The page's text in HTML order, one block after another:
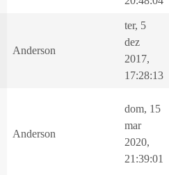
Anderson
ter, 5
dez
2017,
17:28:13
Anderson
dom, 15
mar
2020,
21:39:01